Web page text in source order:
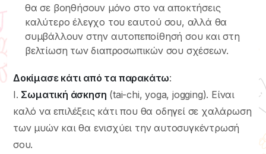
θα σε βοηθήσουν μόνο στο να αποκτήσεις
καλύτερο έλεγχο του εαυτού σου, αλλά θα
συμβάλλουν στην αυτοπεποίθησή σου και στη
βελτίωση των διαπροσωπικών σου σχέσεων.
Δοκίμασε κάτι από τα παρακάτω:
I. Σωματική άσκηση (tai-chi, yoga, jogging). Είναι
καλό να επιλέξεις κάτι που θα οδηγεί σε χαλάρωση
των μυών και θα ενισχύει την αυτοσυγκέντρωσή
σου.